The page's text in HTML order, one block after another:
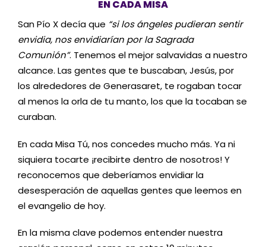
EN CADA MISA
San Pío X decía que “si los ángeles pudieran sentir
envidia, nos envidiarían por la Sagrada
Comunión”. Tenemos el mejor salvavidas a nuestro
alcance. Las gentes que te buscaban, Jesús, por
los alrededores de Generasaret, te rogaban tocar
al menos la orla de tu manto, los que la tocaban se
curaban.
En cada Misa Tú, nos concedes mucho más. Ya ni
siquiera tocarte ¡recibirte dentro de nosotros! Y
reconocemos que deberíamos envidiar la
desesperación de aquellas gentes que leemos en
el evangelio de hoy.
En la misma clave podemos entender nuestra